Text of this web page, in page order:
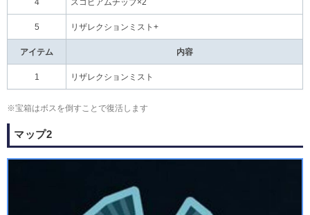
4 スコピアムチップ×2
5 リザレクションミスト+
アイテム 内容
1 リザレクションミスト
※宝箱はボスを倒すことで復活します
マップ2